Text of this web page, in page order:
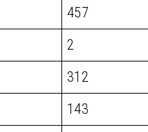
457
2
312
143